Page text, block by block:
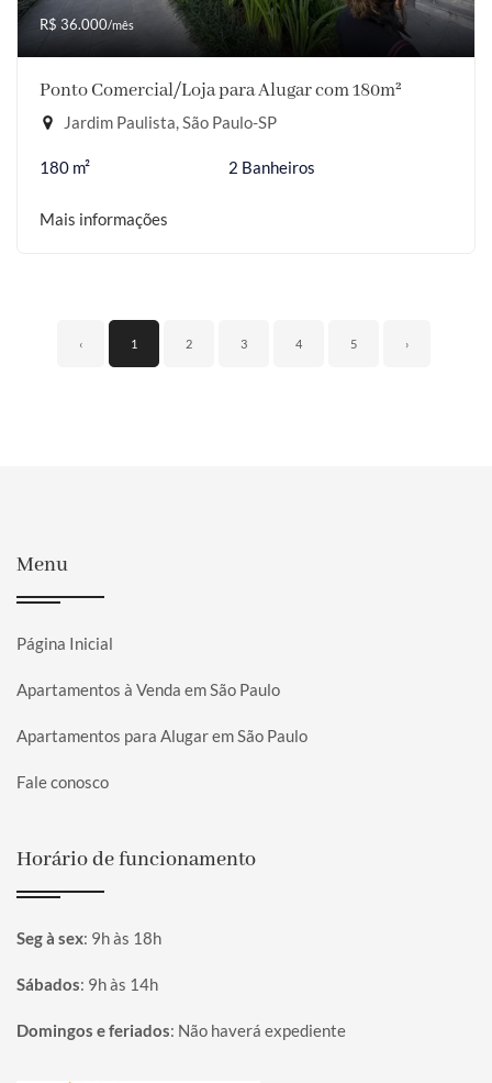
R$ 36.000/mês
Ponto Comercial/Loja para Alugar com 180m²
Jardim Paulista, São Paulo-SP
180 m² 2 Banheiros
Mais informações
‹ 1 2 3 4 5 ›
Menu
Página Inicial
Apartamentos à Venda em São Paulo
Apartamentos para Alugar em São Paulo
Fale conosco
Horário de funcionamento
Seg à sex: 9h às 18h
Sábados: 9h às 14h
Domingos e feriados: Não haverá expediente